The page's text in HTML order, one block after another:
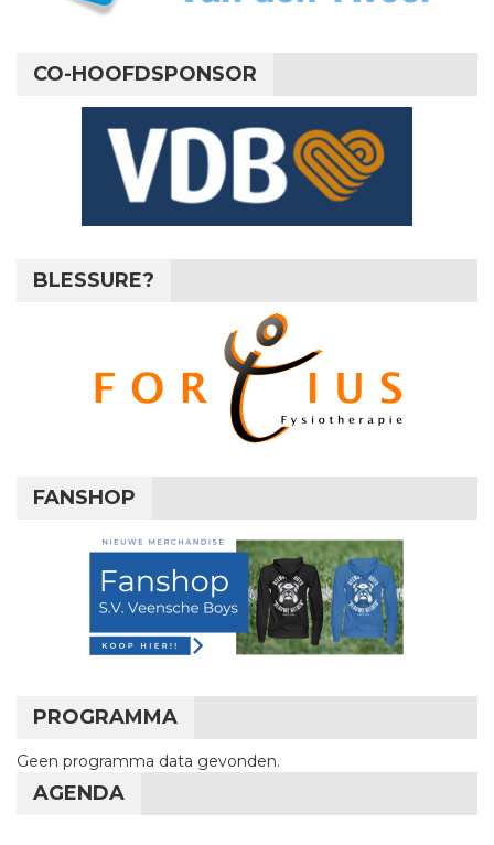
CO-HOOFDSPONSOR
BLESSURE?
FANSHOP
PROGRAMMA
Geen programma data gevonden.
AGENDA